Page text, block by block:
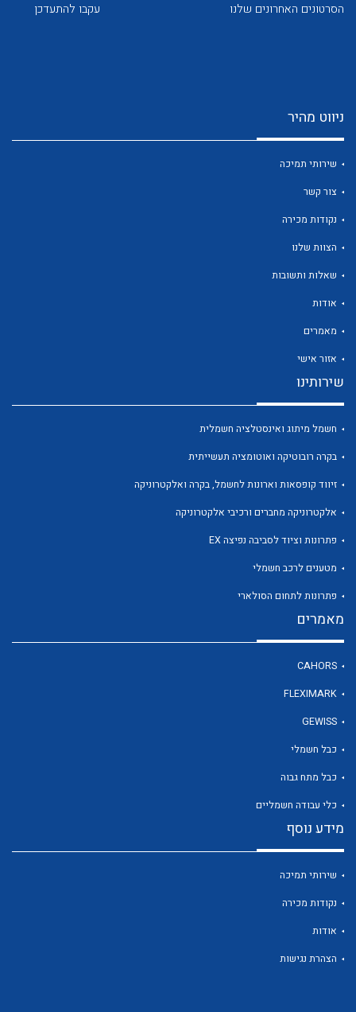
לכל מוצרי היצרן
לכל מוצרי היצרן
לכל מוצרי היצרן
לכל מוצרי היצרן
הסרטונים האחרונים שלנו עקבו להתעדכן
ניווט מהיר
שירותי תמיכה
צור קשר
נקודות מכירה
הצוות שלנו
שאלות ותשובות
אודות
מאמרים
אזור אישי
שירותינו
חשמל מיתוג ואינסטלציה חשמלית
בקרה רובוטיקה ואוטומציה תעשייתית
זיווד קופסאות וארונות לחשמל, בקרה ואלקטרוניקה
אלקטרוניקה מחברים ורכיבי אלקטרוניקה
פתרונות וציוד לסביבה נפיצה EX
מטענים לרכב חשמלי
פתרונות לתחום הסולארי
מאמרים
CAHORS
FLEXIMARK
GEWISS
כבל חשמלי
כבל מתח גבוה
כלי עבודה חשמליים
מידע נוסף
שירותי תמיכה
נקודות מכירה
אודות
הצהרת נגישות